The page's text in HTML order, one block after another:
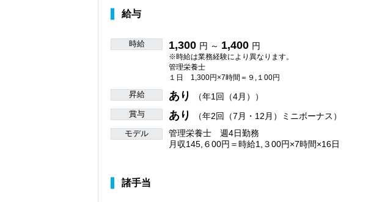
給与
時給 1,300 円 ～ 1,400 円
※時給は業務経験により異なります。
管理栄養士
１日 1,300円×7時間＝９,１00円
昇給 あり （年1回（4月））
賞与 あり （年2回（7月・12月）ミニボーナス）
モデル
管理栄養士 週4日勤務
月収145,６00円＝時給1,３00円×7時間×16日
諸手当